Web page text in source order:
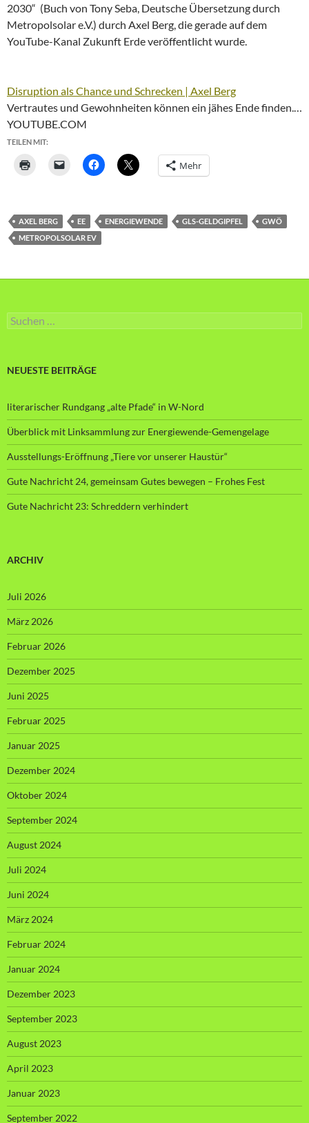
2030“ (Buch von Tony Seba, Deutsche Übersetzung durch
Metropolsolar e.V.) durch Axel Berg, die gerade auf dem
YouTube-Kanal Zukunft Erde veröffentlicht wurde.
Disruption als Chance und Schrecken | Axel Berg
Vertrautes und Gewohnheiten können ein jähes Ende finden.…
YOUTUBE.COM
TEILEN MIT:
Mehr
AXEL BERG EE ENERGIEWENDE GLS-GELDGIPFEL
GWÖ
METROPOLSOLAR EV
Suche
nach:
NEUESTE BEITRÄGE
literarischer Rundgang „alte Pfade“ in W-Nord
Überblick mit Linksammlung zur Energiewende-Gemengelage
Ausstellungs-Eröffnung „Tiere vor unserer Haustür“
Gute Nachricht 24, gemeinsam Gutes bewegen – Frohes Fest
Gute Nachricht 23: Schreddern verhindert
ARCHIV
Juli 2026
März 2026
Februar 2026
Dezember 2025
Juni 2025
Februar 2025
Januar 2025
Dezember 2024
Oktober 2024
September 2024
August 2024
Juli 2024
Juni 2024
März 2024
Februar 2024
Januar 2024
Dezember 2023
September 2023
August 2023
April 2023
Januar 2023
September 2022